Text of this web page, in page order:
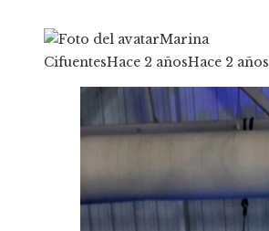
Marina
CifuentesHace 2 añosHace 2 años